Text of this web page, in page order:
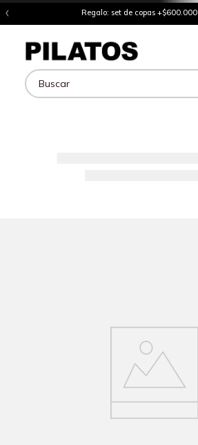
‹ Regalo: set de copas +$600.000
Buscar